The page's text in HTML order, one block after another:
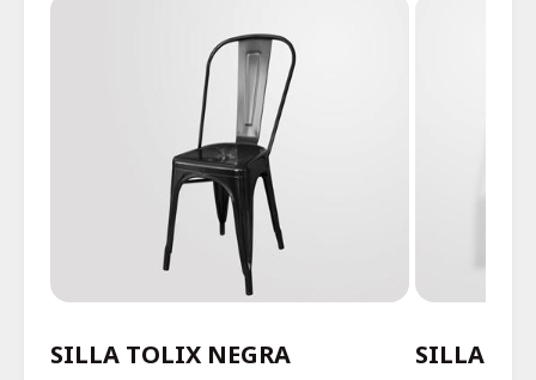
SILLA TOLIX NEGRA SILLA